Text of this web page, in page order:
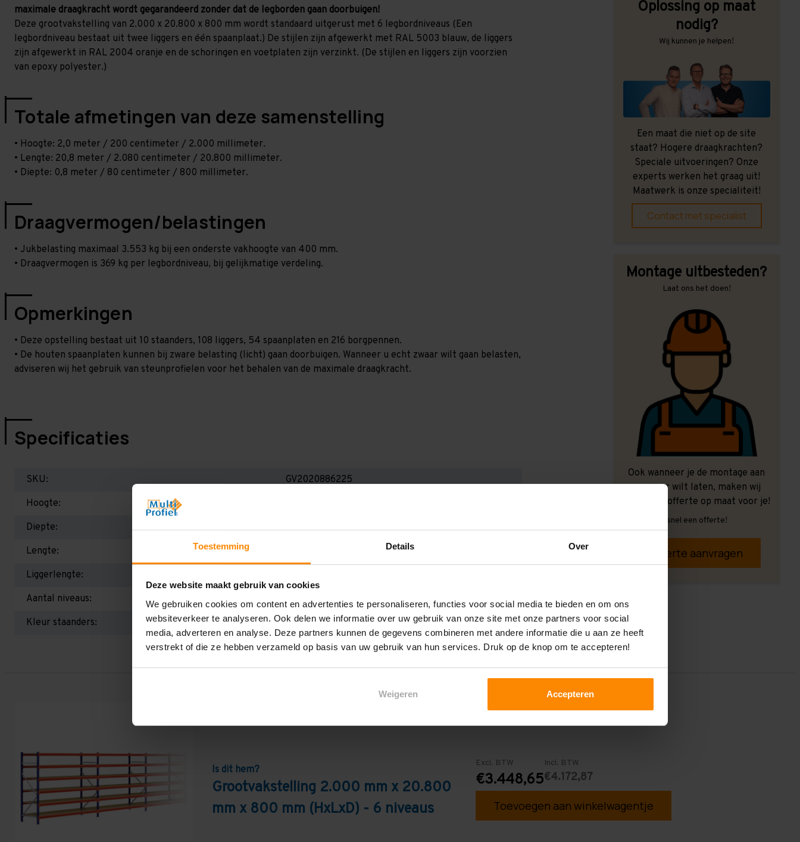
Toestemming Details Over
Deze website maakt gebruik van cookies
We gebruiken cookies om content en advertenties te personaliseren, functies voor social media te bieden en om ons
websiteverkeer te analyseren. Ook delen we informatie over uw gebruik van onze site met onze partners voor social
media, adverteren en analyse. Deze partners kunnen de gegevens combineren met andere informatie die u aan ze heeft
verstrekt of die ze hebben verzameld op basis van uw gebruik van hun services. Druk op de knop om te accepteren!
Weigeren Accepteren
maximale draagkracht wordt gegarandeerd zonder dat de legborden gaan doorbuigen!
Deze grootvakstelling van 2.000 x 20.800 x 800 mm wordt standaard uitgerust met 6 legbordniveaus (Een
legbordniveau bestaat uit twee liggers en één spaanplaat.) De stijlen zijn afgewerkt met RAL 5003 blauw, de liggers
zijn afgewerkt in RAL 2004 oranje en de schoringen en voetplaten zijn verzinkt. (De stijlen en liggers zijn voorzien
van epoxy polyester.)
Totale afmetingen van deze samenstelling
• Hoogte: 2,0 meter / 200 centimeter / 2.000 millimeter.
• Lengte: 20,8 meter / 2.080 centimeter / 20.800 millimeter.
• Diepte: 0,8 meter / 80 centimeter / 800 millimeter.
Draagvermogen/belastingen
• Jukbelasting maximaal 3.553 kg bij een onderste vakhoogte van 400 mm.
• Draagvermogen is 369 kg per legbordniveau, bij gelijkmatige verdeling.
Opmerkingen
• Deze opstelling bestaat uit 10 staanders, 108 liggers, 54 spaanplaten en 216 borgpennen.
• De houten spaanplaten kunnen bij zware belasting (licht) gaan doorbuigen. Wanneer u echt zwaar wilt gaan belasten,
adviseren wij het gebruik van steunprofielen voor het behalen van de maximale draagkracht.
Specificaties
SKU:
GV2020886225
Hoogte:
Diepte:
800 mm
Lengte:
Liggerlengte:
Aantal niveaus:
6
Kleur staanders:
Blauw
Oplossing op maat
nodig?
Wij kunnen je helpen!
Een maat die niet op de site
staat? Hogere draagkrachten?
Speciale uitvoeringen? Onze
experts werken het graag uit!
Maatwerk is onze specialiteit!
Contact met specialist
Montage uitbesteden?
Laat ons het doen!
Ook wanneer je de montage aan
ons over wilt laten, maken wij
graag een offerte op maat voor je!
Vrijblijvend, snel een offerte!
Offerte aanvragen
Is dit hem?
Grootvakstelling 2.000 mm x 20.800
mm x 800 mm (HxLxD) - 6 niveaus
Excl. BTW
€3.448,65
Incl. BTW
€4.172,87
Toevoegen aan winkelwagentje